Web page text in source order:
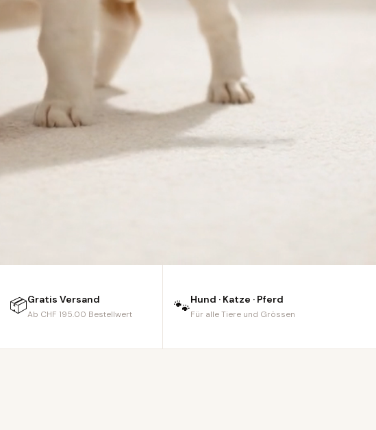
📦Gratis Versand
Ab CHF 195.00 Bestellwert 🐾Hund · Katze · Pferd
Für alle Tiere und Grössen